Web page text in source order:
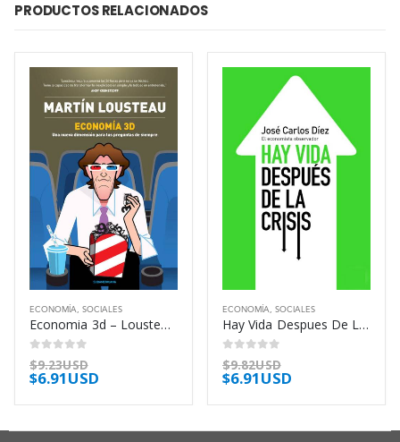
PRODUCTOS RELACIONADOS
ECONOMÍA, SOCIALES
Economia 3d – Lousteau Martin
0out of 5
$9.23USD
$6.91USD
ECONOMÍA, SOCIALES
Hay Vida Despues De La Crisis – Diez Jose Carlos
0out of 5
$9.82USD
$6.91USD